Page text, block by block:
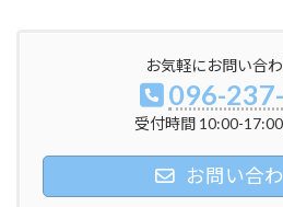
お気軽にお問い合
096-
受付時間 10:00-
お問い合